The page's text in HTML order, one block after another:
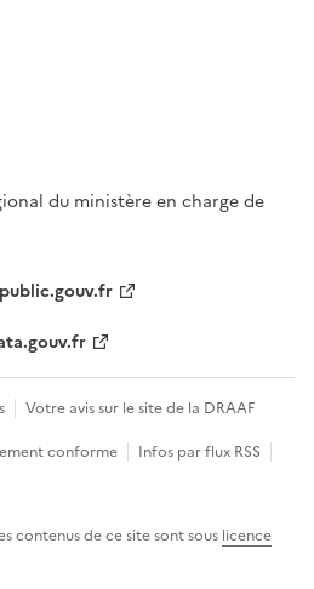
du ministère en charge de
Votre avis sur le site de la DRAAF
conforme
Infos par flux RSS
contenus de ce site sont sous licence